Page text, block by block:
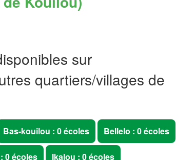
sur
quartiers/villages de
Bas-kouilou : 0 écoles Bellelo : 0 écoles
0 écoles Ikalou : 0 écoles